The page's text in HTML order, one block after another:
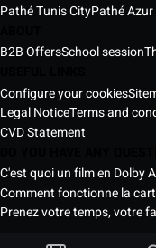
Pathé Tunis CityPathé
B2B OffersSchool session
Configure your cookies
Legal NoticeTerms and
CVD Statement
C'est quoi un film en Dolby
Comment fonctionne la
Prenez votre temps, votre